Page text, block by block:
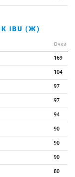
0 0
0 0
0 0
0 0
0 0
0 0
0 0
IBU (Ж)
Очки
169
104
97
97
94
90
90
90
80